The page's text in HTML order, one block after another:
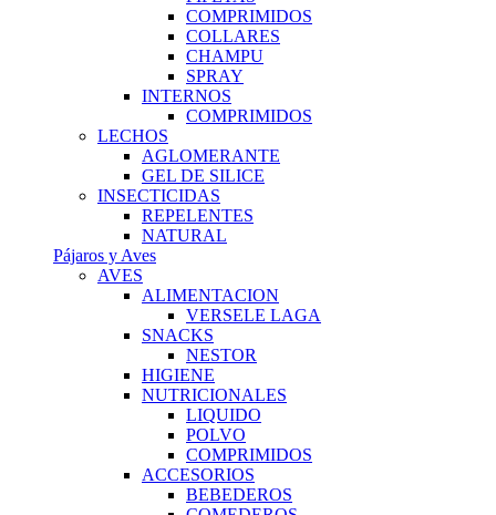
COMPRIMIDOS
COLLARES
CHAMPU
SPRAY
INTERNOS
COMPRIMIDOS
LECHOS
AGLOMERANTE
GEL DE SILICE
INSECTICIDAS
REPELENTES
NATURAL
Pájaros y Aves
AVES
ALIMENTACION
VERSELE LAGA
SNACKS
NESTOR
HIGIENE
NUTRICIONALES
LIQUIDO
POLVO
COMPRIMIDOS
ACCESORIOS
BEBEDEROS